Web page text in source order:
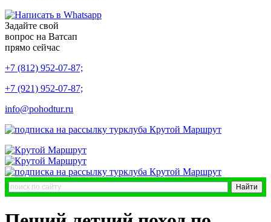
Задайте свой
вопрос на Ватсап
прямо сейчас
+7 (812) 952-07-87;
+7 (921) 952-07-87;
info@pohodtur.ru